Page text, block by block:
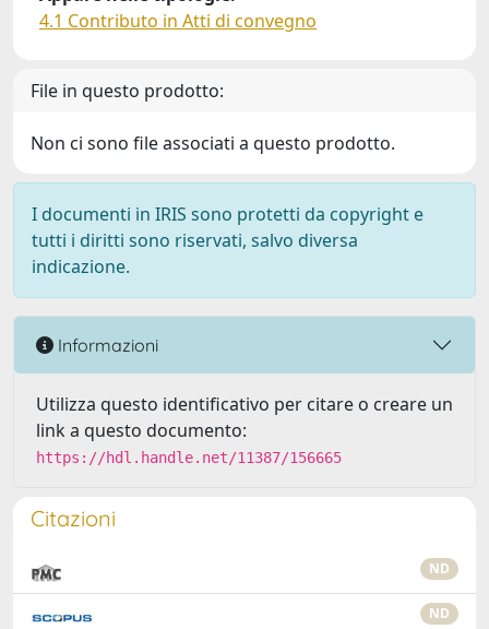
4.1 Contributo in Atti di convegno
File in questo prodotto:
Non ci sono file associati a questo prodotto.
I documenti in IRIS sono protetti da copyright e
tutti i diritti sono riservati, salvo diversa
indicazione.
Informazioni
Utilizza questo identificativo per citare o creare un
link a questo documento:
https://hdl.handle.net/11387/156665
Citazioni
ND
ND